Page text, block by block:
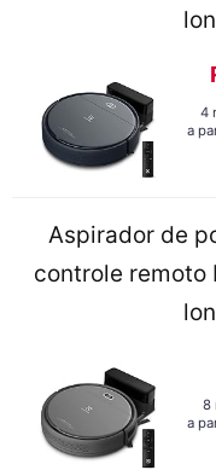
4
a
Aspirador de
controle remoto
8
a